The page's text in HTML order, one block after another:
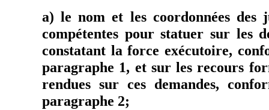
a) le nom et les coordonnées des
compétentes pour statuer sur les
constatant la force exécutoire,
paragraphe 1, et sur les recours
rendues sur ces demandes,
paragraphe 2;